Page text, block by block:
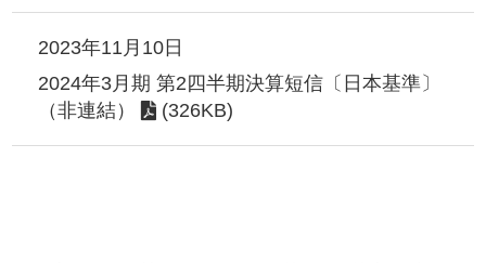
2023年11月10日
2024年3月期 第2四半期決算短信〔日本基準〕
（非連結）
(326KB)